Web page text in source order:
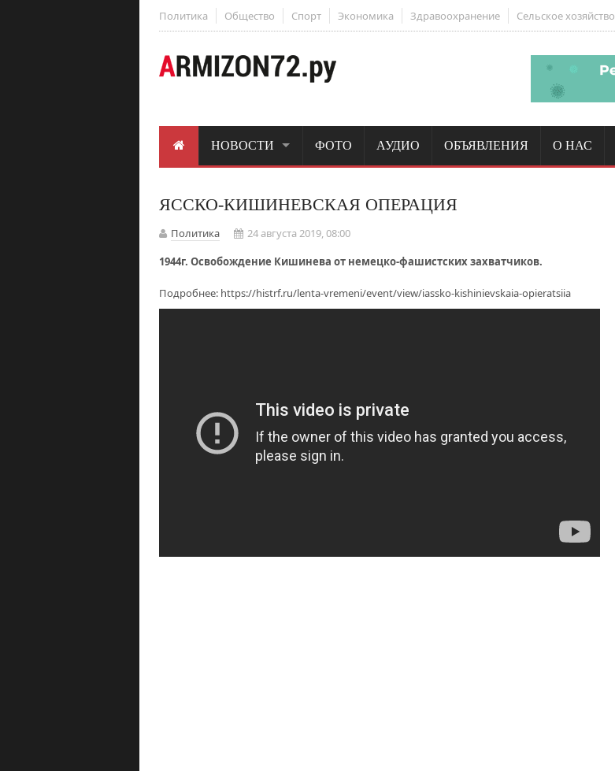
Политика Общество Спорт Экономика Здравоохранение Сельское хозяйство
НОВОСТИ ФОТО АУДИО ОБЪЯВЛЕНИЯ О НАС
ЯССКО-КИШИНЕВСКАЯ ОПЕРАЦИЯ
Политика
24 августа 2019, 08:00
1944г. Освобождение Кишинева от немецко-фашистских захватчиков.
Подробнее: https://histrf.ru/lenta-vremeni/event/view/iassko-kishinievskaia-opieratsiia